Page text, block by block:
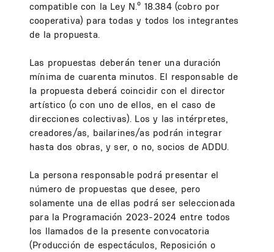
compatible con la Ley N.º 18.384 (cobro por
cooperativa) para todas y todos los integrantes
de la propuesta.
Las propuestas deberán tener una duración
mínima de cuarenta minutos. El responsable de
la propuesta deberá coincidir con el director
artístico (o con uno de ellos, en el caso de
direcciones colectivas). Los y las intérpretes,
creadores/as, bailarines/as podrán integrar
hasta dos obras, y ser, o no, socios de ADDU.
La persona responsable podrá presentar el
número de propuestas que desee, pero
solamente una de ellas podrá ser seleccionada
para la Programación 2023-2024 entre todos
los llamados de la presente convocatoria
(Producción de espectáculos, Reposición o